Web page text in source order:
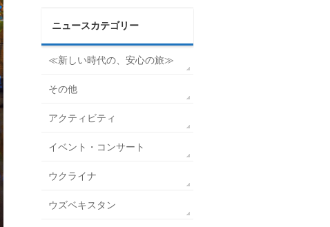
ニュースカテゴリー
≪新しい時代の、安心の旅≫
その他
アクティビティ
イベント・コンサート
ウクライナ
ウズベキスタン